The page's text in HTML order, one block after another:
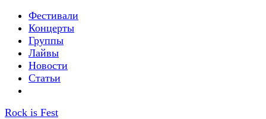
Фестивали
Концерты
Группы
Лайвы
Новости
Статьи
Rock is Fest